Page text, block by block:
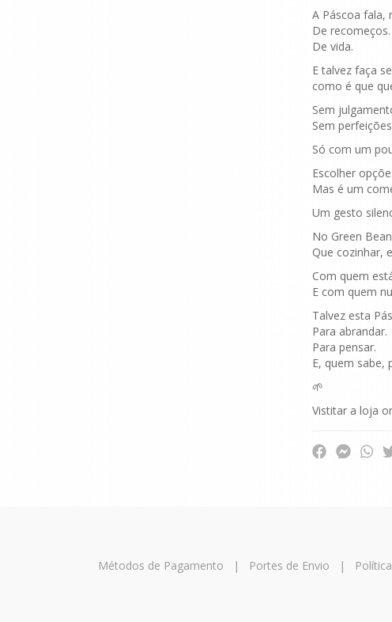
A Páscoa fala,
De recomeços.
De vida.
E talvez faça
como é que
Sem
Sem
Só com um
Escolher
Mas é um
Um gesto
No Green
Que cozinhar,
Com quem
E com quem
Talvez esta
Para abrandar.
Para pensar.
E, quem sabe,
🌱
Vistitar a loja
Métodos de Pagamento | Portes de Envio |